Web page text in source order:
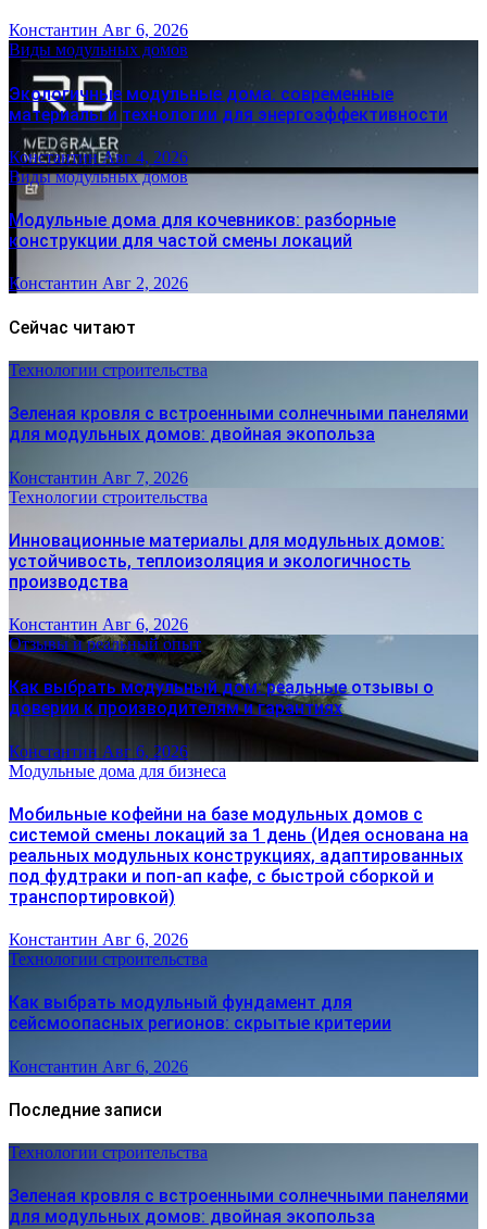
Константин Авг 6, 2026
Виды модульных домов
Экологичные модульные дома: современные
материалы и технологии для энергоэффективности
КонстантинАвг 4, 2026
Виды модульных домов
Модульные дома для кочевников: разборные
конструкции для частой смены локаций
Константин Авг 2, 2026
Сейчас читают
Технологии строительства
Зеленая кровля с встроенными солнечными панелями
для модульных домов: двойная экопольза
Константин Авг 7, 2026
Технологии строительства
Инновационные материалы для модульных домов:
устойчивость, теплоизоляция и экологичность
производства
Константин Авг 6, 2026
Отзывы и реальный опыт
Как выбрать модульный дом: реальные отзывы о
доверии к производителям и гарантиях
Константин Авг 6, 2026
Модульные дома для бизнеса
Мобильные кофейни на базе модульных домов с
системой смены локаций за 1 день (Идея основана на
реальных модульных конструкциях, адаптированных
под фудтраки и поп-ап кафе, с быстрой сборкой и
транспортировкой)
Константин Авг 6, 2026
Технологии строительства
Как выбрать модульный фундамент для
сейсмоопасных регионов: скрытые критерии
Константин Авг 6, 2026
Последние записи
Технологии строительства
Зеленая кровля с встроенными солнечными панелями
для модульных домов: двойная экопольза